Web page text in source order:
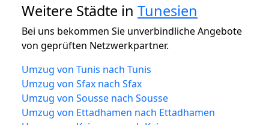
Weitere Städte in Tunesien
Bei uns bekommen Sie unverbindliche Angebote
von geprüften Netzwerkpartner.
Umzug von Tunis nach Tunis
Umzug von Sfax nach Sfax
Umzug von Sousse nach Sousse
Umzug von Ettadhamen nach Ettadhamen